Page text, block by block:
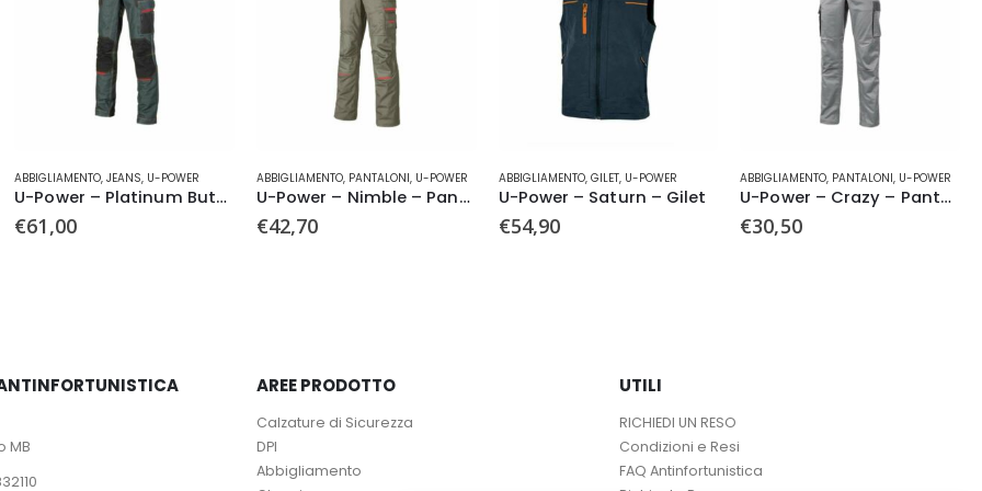
U-Power – Platinum Button – Jeans
ABBIGLIAMENTO, PANTALONI U-POWER
U-Power – Nimble – Pantaloni
€42,70
ABBIGLIAMENTO,GILET,U-POWER
U-Power – Saturn – Gilet
€54,90
ABBIGLIAMENTO ,PANTALONI U-POWER
U-Power – Crazy – Pantaloni
€30,50
CALZATURE DI SICUREZZA,DPI,U-
U-Power – Londra
€52,90
MB
AREE PRODOTTO
Calzature di Sicurezza
DPI
Abbigliamento
UTILI
RICHIEDI UN RESO
Condizioni e Resi
FAQ Antinfortunistica